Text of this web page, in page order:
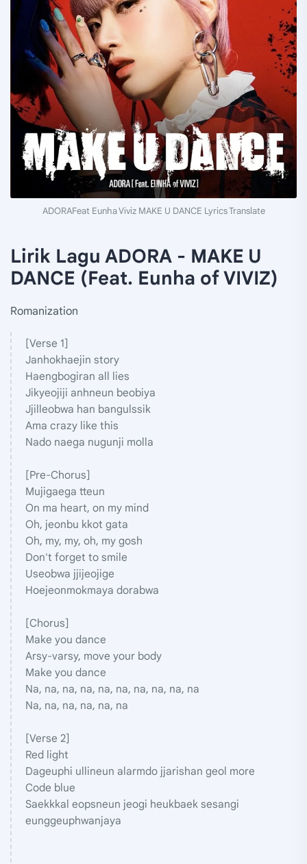
ADORAFeat Eunha Viviz MAKE U DANCE Lyrics Translate
Lirik Lagu ADORA - MAKE U
DANCE (Feat. Eunha of VIVIZ)
Romanization
[Verse 1]
Janhokhaejin story
Haengbogiran all lies
Jikyeojiji anhneun beobiya
Jjilleobwa han bangulssik
Ama crazy like this
Nado naega nugunji molla
[Pre-Chorus]
Mujigaega tteun
On ma heart, on my mind
Oh, jeonbu kkot gata
Oh, my, my, oh, my gosh
Don't forget to smile
Useobwa jjijeojige
Hoejeonmokmaya dorabwa
[Chorus]
Make you dance
Arsy-varsy, move your body
Make you dance
Na, na, na, na, na, na, na, na, na, na
Na, na, na, na, na, na
[Verse 2]
Red light
Dageuphi ullineun alarmdo jjarishan geol more
Code blue
Saekkkal eopsneun jeogi heukbaek sesangi
eunggeuphwanjaya